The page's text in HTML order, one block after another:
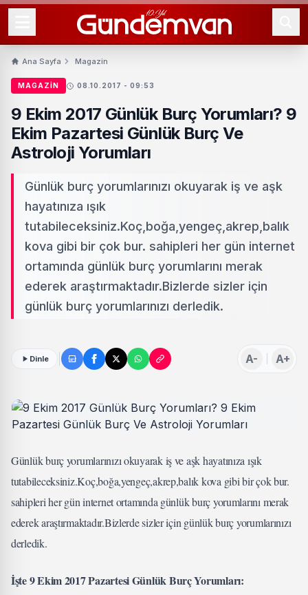
Ana Sayfa Magazin
MAGAZIN 08.10.2017 - 09:53
9 Ekim 2017 Günlük Burç Yorumları? 9
Ekim Pazartesi Günlük Burç Ve
Astroloji Yorumları
Günlük burç yorumlarınızı okuyarak iş ve aşk
hayatınıza ışık
tutabileceksiniz.Koç,boğa,yengeç,akrep,balık
kova gibi bir çok bur. sahipleri her gün internet
ortamında günlük burç yorumlarını merak
ederek araştırmaktadır.Bizlerde sizler için
günlük burç yorumlarınızı derledik.
Dinle A- A+
Günlük burç yorumlarınızı okuyarak iş ve aşk hayatınıza ışık
tutabileceksiniz.Koç,boğa,yengeç,akrep,balık kova gibi bir çok bur.
sahipleri her gün internet ortamında günlük burç yorumlarını merak
ederek araştırmaktadır.Bizlerde sizler için günlük burç yorumlarınızı
derledik.
İşte 9 Ekim 2017 Pazartesi Günlük Burç Yorumları: